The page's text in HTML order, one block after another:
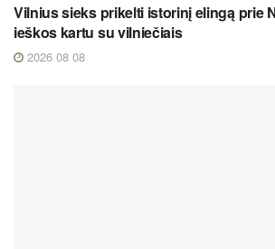
Vilnius sieks prikelti istorinį elingą prie
ieškos kartu su vilniečiais
2026 08 08